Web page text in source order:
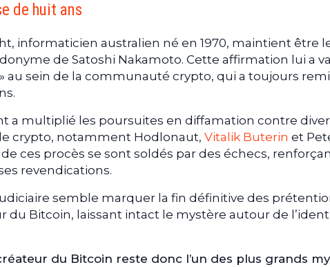
de huit ans
informaticien australien né en 1970, maintient être
de Satoshi Nakamoto. Cette affirmation lui a
au sein de la communauté crypto, qui a toujours
a multiplié les poursuites en diffamation contre
crypto, notamment Hodlonaut, Vitalik Buterin et
ces procès se sont soldés par des échecs,
revendications.
semble marquer la fin définitive des
du Bitcoin, laissant intact le mystère autour de
du Bitcoin reste donc l’un des plus grands